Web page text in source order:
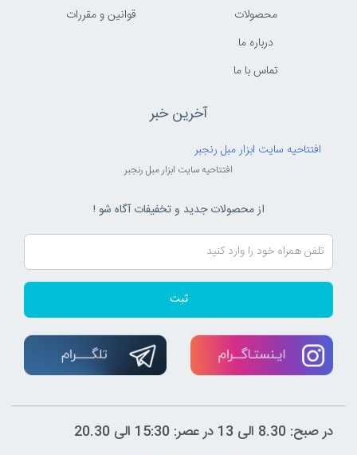
محصولات
درباره ما
تماس با ما
قوانين و مقررات
آخرین خبر
افتتاحیه سایت ابزار مبل رنجبر
افتتاحیه سایت ابزار مبل رنجبر
از محصولات جدید و تخفیفات آگاه شو !
ثبت
در صبح: 8.30 الی 13 در عصر: 15:30 الی 20.30